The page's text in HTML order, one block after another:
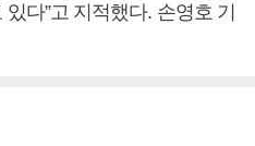
다”고 지적했다. 손영호 기